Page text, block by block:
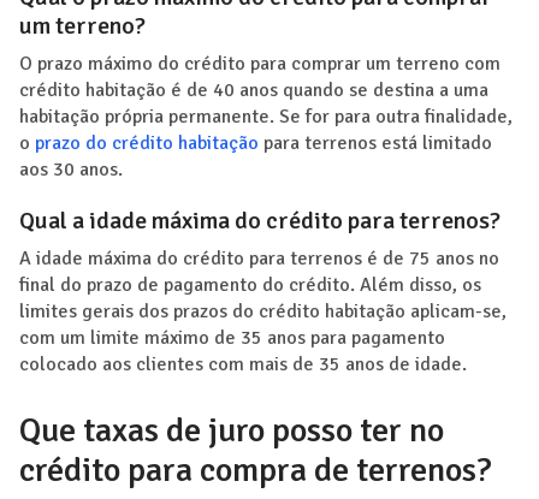
um terreno?
O prazo máximo do crédito para comprar um terreno com
crédito habitação é de 40 anos quando se destina a uma
habitação própria permanente. Se for para outra finalidade,
o prazo do crédito habitação para terrenos está limitado
aos 30 anos.
Qual a idade máxima do crédito para terrenos?
A idade máxima do crédito para terrenos é de 75 anos no
final do prazo de pagamento do crédito. Além disso, os
limites gerais dos prazos do crédito habitação aplicam-se,
com um limite máximo de 35 anos para pagamento
colocado aos clientes com mais de 35 anos de idade.
Que taxas de juro posso ter no
crédito para compra de terrenos?